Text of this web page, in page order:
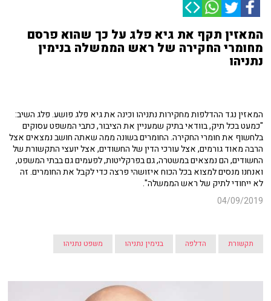
המאזין תקף את גיא פלג על כך שהוא פרסם
מחומרי החקירה של ראש הממשלה בנימין
נתניהו
המאזין נגד ההדלפות מחקירות נתניהו וכינה את גיא פלג פושע. פלג השיב:
"כמעט בכל תיק, בוודאי בתיק שמעניין את הציבור, כתבי המשפט עסוקים
בלחשוף את חומרי החקירה. החומרים בשונה ממה שאתה חושב נמצאים אצל
הרבה מאוד גורמים, אצל עורכי הדין של החשודים, אצל יועצי התקשורת של
החשודים, הם נמצאים במשטרה, גם בפרקליטות, לפעמים גם בבתי המשפט,
ואנחנו מנסים למצוא בכל הכוח איזושהי פרצה כדי לקבל את החומרים. זה
לא ייחודי לתיק של ראש הממשלה".
04/09/2019
תקשורת הדלפה בנימין נתניהו משפט נתניהו